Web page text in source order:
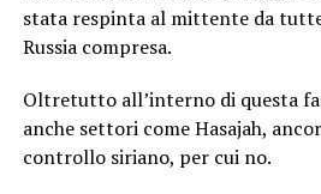
stata respinta al mittente da
Russia compresa.
Oltretutto all’interno di questa
anche settori come Hasajah,
controllo siriano, per cui no.